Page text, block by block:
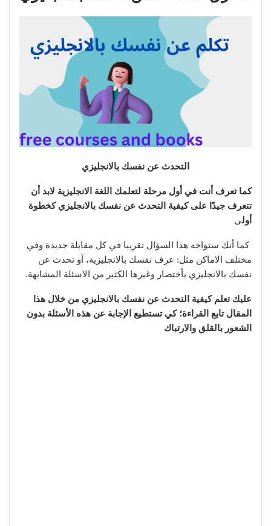
التحدث عن نفسك بالانجليزي
كما تعرف أنت في أول مرحلة لتعلمك اللغة الانجليزية لابد أن
تتعرف جيدًا على كيفية التحدث عن نفسك بالانجليزي كخطوة
أولى
كما أنك ستواجه هذا السؤال تقريبا في كل مقابلة جديدة وفي
مختلف الاماكن مثل: عرف نفسك بالانجليزية، أو تحدث عن
نفسك بالانجليزي بأختصار وغيرها الكثير من الاسئلة المشابهة.
عليك تعلم كيفية التحدث عن نفسك بالانجليزي من خلال هذا
المقال تابع القراءة؛ كي تستطيع الإجابة عن هذه الأسئلة بدون
الشعور بالقلق والارتباك